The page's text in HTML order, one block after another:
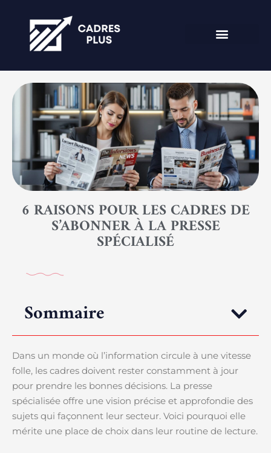
6 RAISONS POUR LES CADRES DE
S’ABONNER À LA PRESSE
SPÉCIALISÉ
Sommaire
Dans un monde où l’information circule à une vitesse
folle, les cadres doivent rester constamment à jour
pour prendre les bonnes décisions. La presse
spécialisée offre une vision précise et approfondie des
sujets qui façonnent leur secteur. Voici pourquoi elle
mérite une place de choix dans leur routine de lecture.